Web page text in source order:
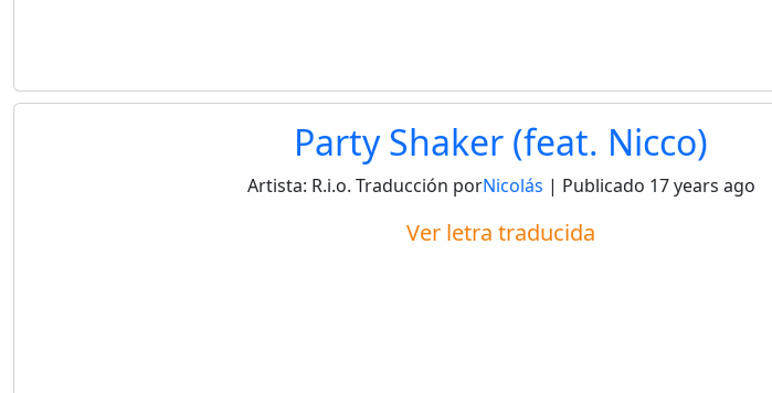
Party Shaker (feat. Nicco)
Artista: R.i.o. Traducción porNicolás | Publicado 17 years ago
Ver letra traducida